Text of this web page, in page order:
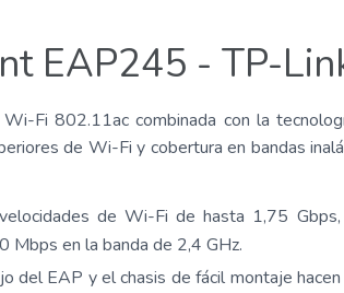
EAP245 - TP-
Wi-Fi 802.11ac combinada con la
de Wi-Fi y cobertura en bandas
deWi-Fi de hasta 1,75
Mbps en la banda de 2,4 GHz.
del EAP y el chasis de fácil montaje